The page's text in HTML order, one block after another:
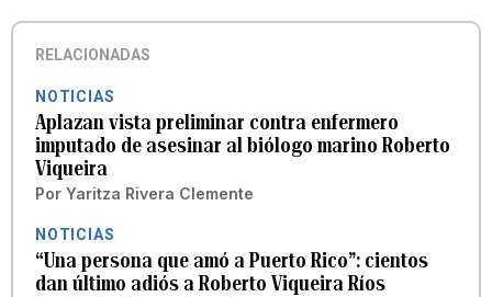
RELACIONADAS
NOTICIAS
Aplazan vista preliminar contra enfermero
imputado de asesinar al biólogo marino Roberto
Viqueira
Por Yaritza Rivera Clemente
NOTICIAS
“Una persona que amó a Puerto Rico”: cientos
dan último adiós a Roberto Viqueira Ríos